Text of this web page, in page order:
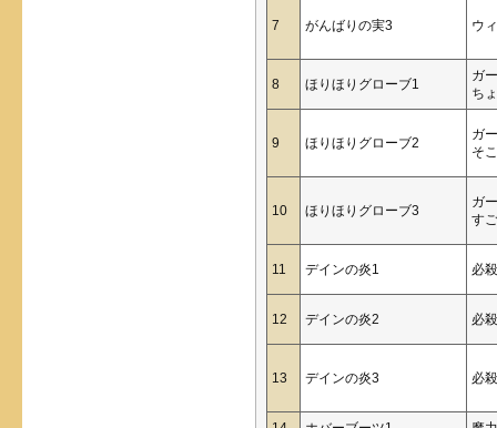
7 がんばりの実3 ウ
8 ほりほりグローブ1
ガ
ち
9 ほりほりグローブ2
ガ
そ
10 ほりほりグローブ3
ガ
す
11 デインの炎1 必
12 デインの炎2 必
13 デインの炎3 必